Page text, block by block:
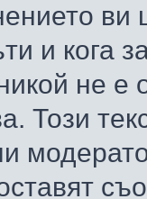
ви
и кога
не е
Този